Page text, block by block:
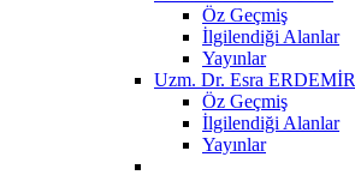
Öz Geçmiş
İlgilendiği Alanlar
Yayınlar
Uzm. Dr. Esra ERDEMİR
Öz Geçmiş
İlgilendiği Alanlar
Yayınlar